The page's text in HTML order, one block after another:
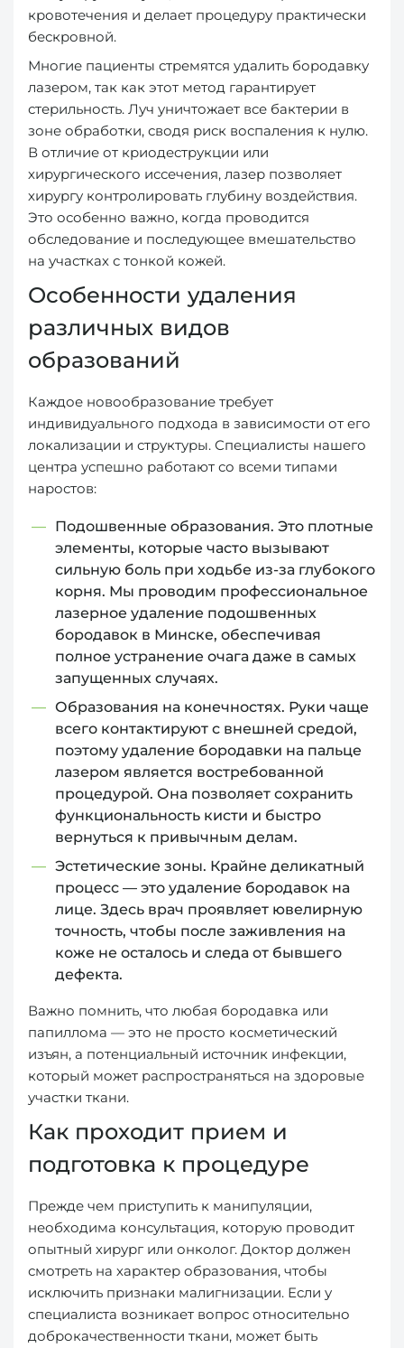
кровотечения и делает процедуру практически
бескровной.
Многие пациенты стремятся удалить бородавку
лазером, так как этот метод гарантирует
стерильность. Луч уничтожает все бактерии в
зоне обработки, сводя риск воспаления к нулю.
В отличие от криодеструкции или
хирургического иссечения, лазер позволяет
хирургу контролировать глубину воздействия.
Это особенно важно, когда проводится
обследование и последующее вмешательство
на участках с тонкой кожей.
Особенности удаления
различных видов
образований
Каждое новообразование требует
индивидуального подхода в зависимости от его
локализации и структуры. Специалисты нашего
центра успешно работают со всеми типами
наростов:
Подошвенные образования. Это плотные
элементы, которые часто вызывают
сильную боль при ходьбе из-за глубокого
корня. Мы проводим профессиональное
лазерное удаление подошвенных
бородавок в Минске, обеспечивая
полное устранение очага даже в самых
запущенных случаях.
Образования на конечностях. Руки чаще
всего контактируют с внешней средой,
поэтому удаление бородавки на пальце
лазером является востребованной
процедурой. Она позволяет сохранить
функциональность кисти и быстро
вернуться к привычным делам.
Эстетические зоны. Крайне деликатный
процесс — это удаление бородавок на
лице. Здесь врач проявляет ювелирную
точность, чтобы после заживления на
коже не осталось и следа от бывшего
дефекта.
Важно помнить, что любая бородавка или
папиллома — это не просто косметический
изъян, а потенциальный источник инфекции,
который может распространяться на здоровые
участки ткани.
Как проходит прием и
подготовка к процедуре
Прежде чем приступить к манипуляции,
необходима консультация, которую проводит
опытный хирург или онколог. Доктор должен
смотреть на характер образования, чтобы
исключить признаки малигнизации. Если у
специалиста возникает вопрос относительно
доброкачественности ткани, может быть